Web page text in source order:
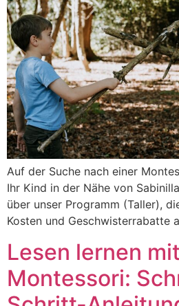
Auf der Suche nach einer
Ihr Kind in der Nähe von
über unser Programm (Taller),
Kosten und Geschwisterrabatte
Lesen lernen mit
Montessori: